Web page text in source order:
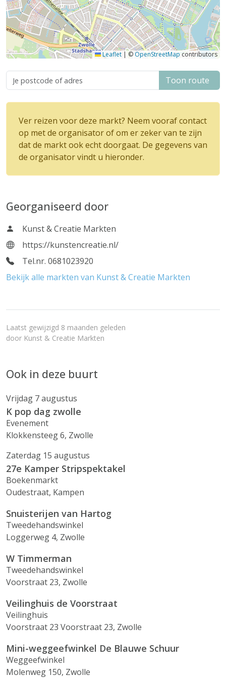
Leaflet | © OpenStreetMap contributors
Toon route
Ver reizen voor deze markt? Neem vooraf contact
op met de organisator of om er zeker van te zijn
dat de markt ook echt doorgaat. De gegevens van
de organisator vindt u hieronder.
Georganiseerd door
Kunst & Creatie Markten
https://kunstencreatie.nl/
Tel.nr. 0681023920
Bekijk alle markten van Kunst & Creatie Markten
Laatst gewijzigd 8 maanden geleden
door Kunst & Creatie Markten
Ook in deze buurt
Vrijdag 7 augustus
K pop dag zwolle
Evenement
Klokkensteeg 6, Zwolle
Zaterdag 15 augustus
27e Kamper Stripspektakel
Boekenmarkt
Oudestraat, Kampen
Snuisterijen van Hartog
Tweedehandswinkel
Loggerweg 4, Zwolle
W Timmerman
Tweedehandswinkel
Voorstraat 23, Zwolle
Veilinghuis de Voorstraat
Veilinghuis
Voorstraat 23 Voorstraat 23, Zwolle
Mini-weggeefwinkel De Blauwe Schuur
Weggeefwinkel
Molenweg 150, Zwolle